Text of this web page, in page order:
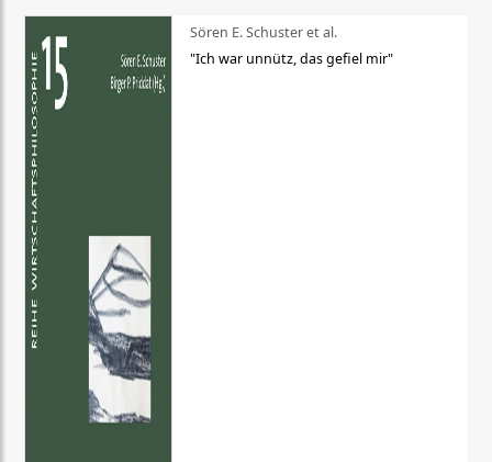
Sören E. Schuster et al.
"Ich war unnütz, das gefiel mir"